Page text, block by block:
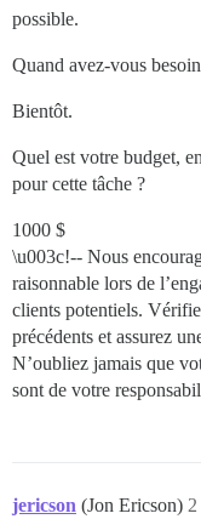
possible.
Quand avez-vous
Bientôt.
Quel est votre budget,
pour cette tâche ?
1000 $
\u003c!-- Nous
raisonnable lors de
clients potentiels.
précédents et assurez
N’oubliez jamais que
sont de votre
jericson (Jon Ericson) 2